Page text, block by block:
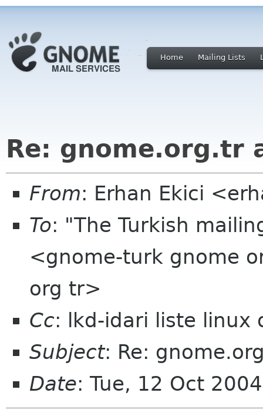
Home Mailing Lists
Re: gnome.org.tr
From: Erhan Ekici
To: "The Turkish
<gnome-turk gnome
org tr>
Cc: lkd-idari liste linux
Subject: Re:
Date: Tue, 12 Oct